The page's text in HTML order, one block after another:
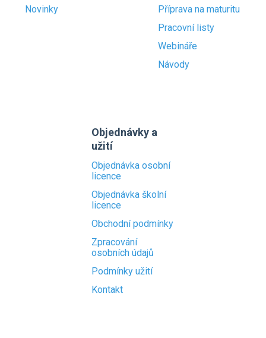
Novinky
Příprava na maturitu
Pracovní listy
Webináře
Návody
Objednávky a
užití
Objednávka osobní
licence
Objednávka školní
licence
Obchodní podmínky
Zpracování
osobních údajů
Podmínky užití
Kontakt